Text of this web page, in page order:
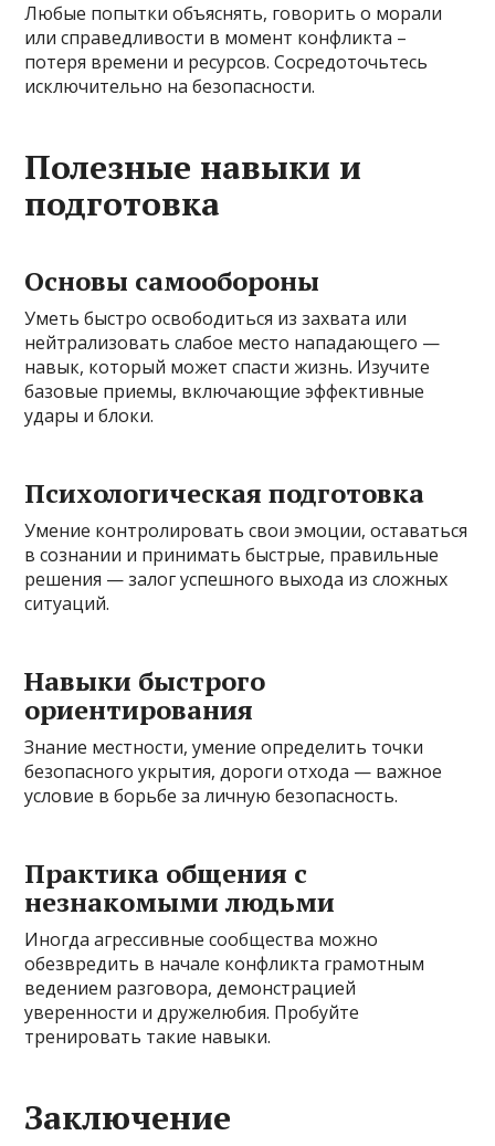
Любые попытки объяснять, говорить о морали
или справедливости в момент конфликта –
потеря времени и ресурсов. Сосредоточьтесь
исключительно на безопасности.
Полезные навыки и
подготовка
Основы самообороны
Уметь быстро освободиться из захвата или
нейтрализовать слабое место нападающего —
навык, который может спасти жизнь. Изучите
базовые приемы, включающие эффективные
удары и блоки.
Психологическая подготовка
Умение контролировать свои эмоции, оставаться
в сознании и принимать быстрые, правильные
решения — залог успешного выхода из сложных
ситуаций.
Навыки быстрого
ориентирования
Знание местности, умение определить точки
безопасного укрытия, дороги отхода — важное
условие в борьбе за личную безопасность.
Практика общения с
незнакомыми людьми
Иногда агрессивные сообщества можно
обезвредить в начале конфликта грамотным
ведением разговора, демонстрацией
уверенности и дружелюбия. Пробуйте
тренировать такие навыки.
Заключение